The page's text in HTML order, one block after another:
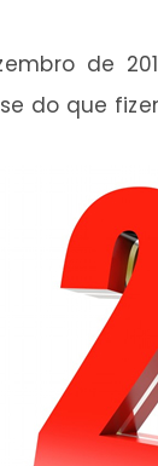
de
do que